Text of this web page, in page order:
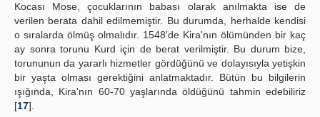
Kocası Mose, çocuklarının babası olarak anılmakta ise de
verilen berata dahil edilmemiştir. Bu durumda, herhalde kendisi
o sıralarda ölmüş olmalıdır. 1548'de Kira'nın ölümünden bir kaç
ay sonra torunu Kurd için de berat verilmiştir. Bu durum bize,
torununun da yararlı hizmetler gördüğünü ve dolayısıyla yetişkin
bir yaşta olması gerektiğini anlatmaktadır. Bütün bu bilgilerin
ışığında, Kira'nın 60-70 yaşlarında öldüğünü tahmin edebiliriz
[17].